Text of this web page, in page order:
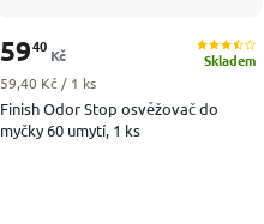
Finish Odor Stop osvěžovač do
myčky 60 umytí, 1 ks
Skladem
5940
Kč
Měrná cena:
59,40 Kč / 1 ks